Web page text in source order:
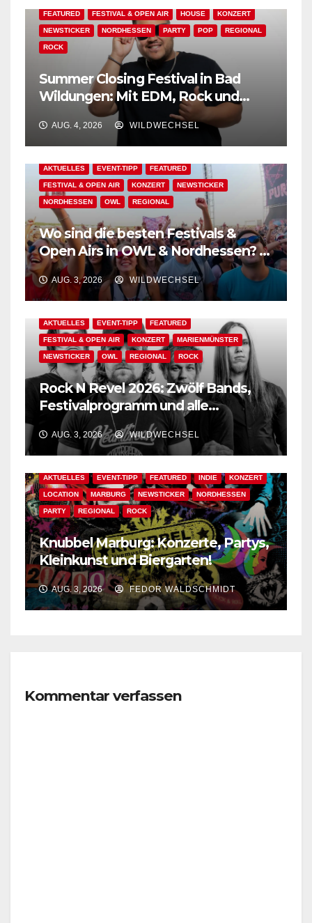
FEATURED FESTIVAL & OPEN AIR HOUSE KONZERT
NEWSTICKER NORDHESSEN PARTY POP REGIONAL
ROCK
Summer Closing Festival in Bad
Wildungen: Mit EDM, Rock und
Festivalflair klingt der Sommer aus!
AUG. 4, 2026 WILDWECHSEL
AKTUELLES EVENT-TIPP FEATURED
FESTIVAL & OPEN AIR KONZERT NEWSTICKER
NORDHESSEN OWL REGIONAL
Wo sind die besten Festivals &
Open Airs in OWL & Nordhessen? –
Der Ww-Festival-Planer!
AUG. 3, 2026 WILDWECHSEL
AKTUELLES EVENT-TIPP FEATURED
FESTIVAL & OPEN AIR KONZERT MARIENMÜNSTER
NEWSTICKER OWL REGIONAL ROCK
Rock N Revel 2026: Zwölf Bands,
Festivalprogramm und alle
wichtigen Informationen!
AUG. 3, 2026 WILDWECHSEL
AKTUELLES EVENT-TIPP FEATURED INDIE KONZERT
LOCATION MARBURG NEWSTICKER NORDHESSEN
PARTY REGIONAL ROCK
Knubbel Marburg: Konzerte, Partys,
Kleinkunst und Biergarten!
AUG. 3, 2026 FEDOR WALDSCHMIDT
Kommentar verfassen